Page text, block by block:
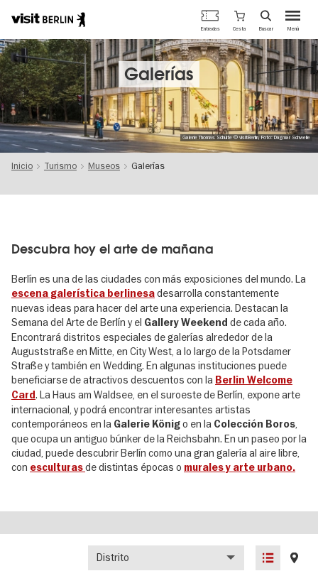
Pasar
al
contenido
principal
Portal
oficial
de
turismo
de
Berlín
Menú
Entradas Cesta Buscar
Galerías
Galerie Thomas Schulte © visitBerlin, Foto: Dagmar Schwelle
Inicio Turismo Museos Galerías
Descubra hoy el arte de mañana
Berlín es una de las ciudades con más exposiciones del mundo. La
escena galerística berlinesadesarrolla constantemente
nuevas ideas para hacer del arte una experiencia. Destacan la
Semana del Arte de Berlín y el Gallery Weekend de cada año.
Encontrará distritos especiales de galerías alrededor de la
Auguststraße en Mitte, en City West, a lo largo de la Potsdamer
Straße y también en Wedding. En algunas instituciones puede
beneficiarse de atractivos descuentos con la Berlin Welcome
Card. La Haus am Waldsee, en el suroeste de Berlín, expone arte
internacional, y podrá encontrar interesantes artistas
contemporáneos en la Galerie Königo en la Colección Boros,
que ocupa un antiguo búnker de la Reichsbahn. En un paseo por la
ciudad, puede descubrir Berlín como una gran galería al aire libre,
con esculturasde distintas épocas o murales y arte urbano.
List
view
Map
view